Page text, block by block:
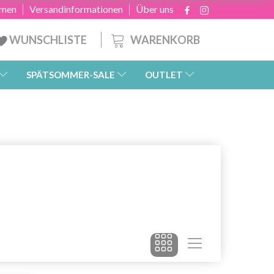
Über uns
Versandinformationen
WARENKORB
WUNSCHLISTE
SPÄTSOMMER-SALE OUTLET